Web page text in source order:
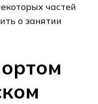
частей
о занятии